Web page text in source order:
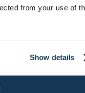
from your use of
Show details